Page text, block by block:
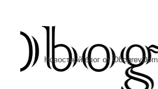
Новостной блог от ObogrevDom